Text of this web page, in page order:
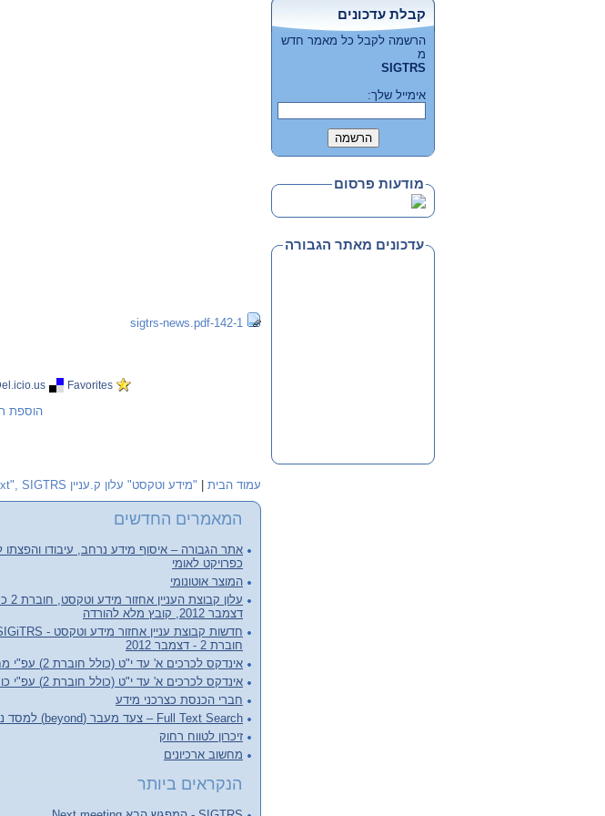
142-1-sigtrs-news.pdf
Favorites
הוספת
עמוד הבית "מידע וטקסט" עלון ק.עניין Information and Text", SIGTRS"
המאמרים החדשים
אתר הגבורה – איסוף מידע נרחב, עיבודו והפצתו
כפרויקט לאומי
המוצר אוטונומי
עלון
דצמבר 2012, קובץ מלא להורדה
חוברת 2 - דצמבר 2012
אינדקס לכרכים א' עד י"ט (כולל חוברת 2) עפ"י מחברים
אינדקס לכרכים א' עד י"ט (כולל חוברת 2) עפ"י כותרים
חברי הכנסת כצרכני מידע
Full Text Search – צעד מעבר (beyond) למסד נתונים יחסי
זיכרון לטווח רחוק
מחשוב ארכיונים
הנקראים ביותר
קבלת עדכונים
הרשמה לקבל כל מאמר חדש
מ
SIGTRS
אימייל שלך:
מודעות פרסום
עדכונים מאתר הגבורה